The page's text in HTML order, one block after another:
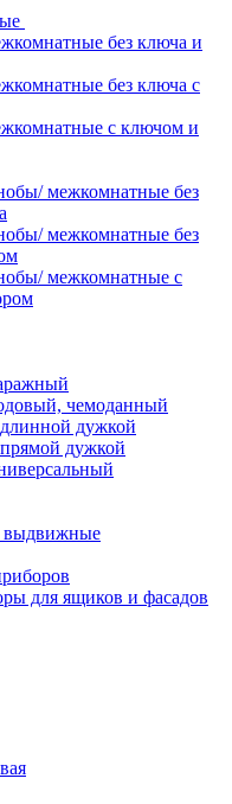
без ключа и
без ключа с
с ключом и
межкомнатные без
межкомнатные без
межкомнатные с
чемоданный
дужкой
дужкой
выдвижные
для ящиков и фасадов